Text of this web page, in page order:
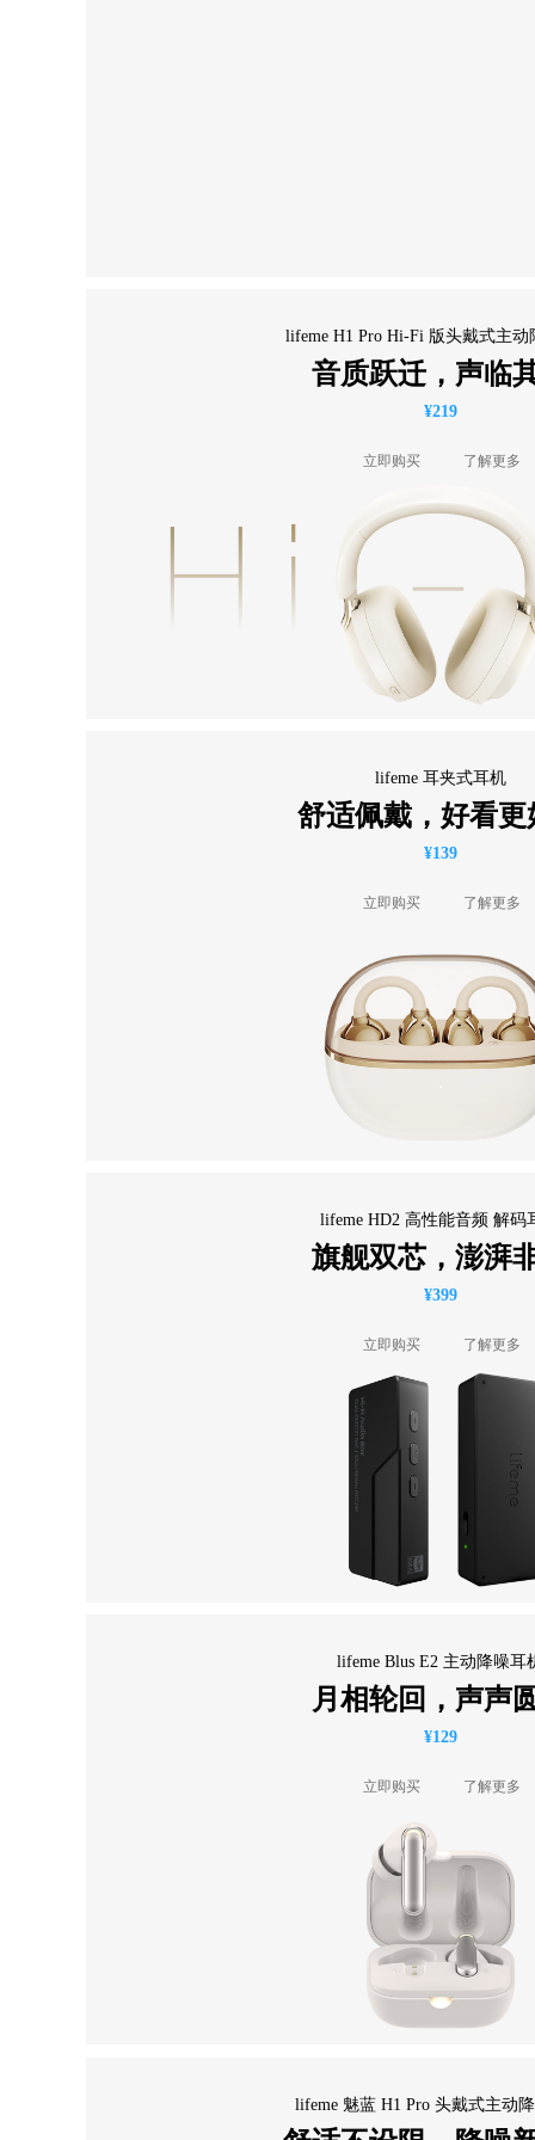
lifeme 魅蓝 H1 Pro 头戴式主动
lifeme H1 Pro Hi-Fi 版头戴式主动
音质跃迁，声临
¥219
立即购买 了解更多
lifeme 耳夹式耳机
舒适佩戴，好看更
¥139
立即购买 了解更多
lifeme HD2 高性能音频 解码
旗舰双芯，澎湃
¥399
立即购买 了解更多
lifeme Blus E2 主动降噪耳
月相轮回，声声
¥129
立即购买 了解更多